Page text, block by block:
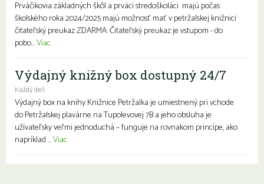
Prváčikovia základných škôl a prváci stredoškoláci majú počas
školského roka 2024/2025 majú možnosť mať v petržalskej knižnici
čitateľský preukaz ZDARMA. Čitateľský preukaz je vstupom - do
pobo...Viac
Výdajný knižný box dostupný 24/7
Každý deň
Výdajný box na knihy Knižnice Petržalka je umiestnený pri vchode
do Petržalskej plavárne na Tupolevovej 7B a jeho obsluha je
užívateľsky veľmi jednoduchá – funguje na rovnakom princípe, ako
napríklad ...Viac